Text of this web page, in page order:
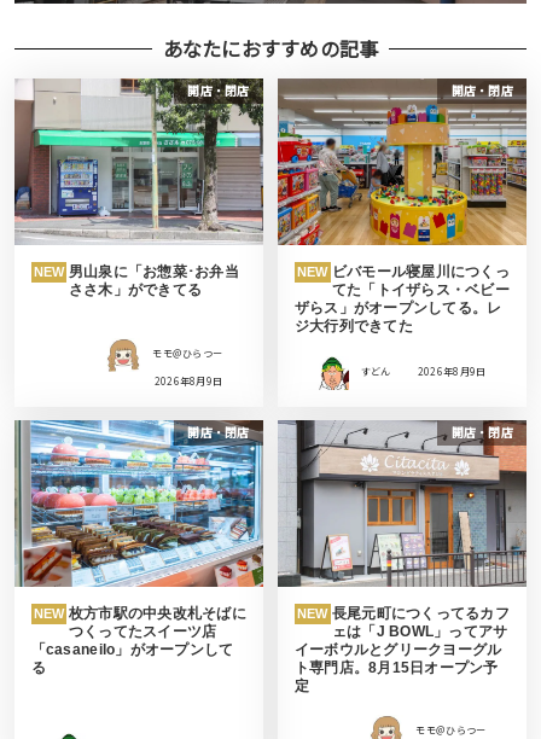
あなたにおすすめの記事
開店・閉店
NEW 男山泉に「お惣菜･お弁当
ささ木」ができてる
モモ＠ひらつー
2026年8月9日
開店・閉店
NEW ビバモール寝屋川につくっ
てた「トイザらス・ベビー
ザらス」がオープンしてる。レ
ジ大行列できてた
すどん 2026年8月9日
開店・閉店
NEW 枚方市駅の中央改札そばに
つくってたスイーツ店
「casaneilo」がオープンして
る
開店・閉店
NEW 長尾元町につくってるカフ
ェは「J BOWL」ってアサ
イーボウルとグリークヨーグル
ト専門店。8月15日オープン予
定
モモ＠ひらつー